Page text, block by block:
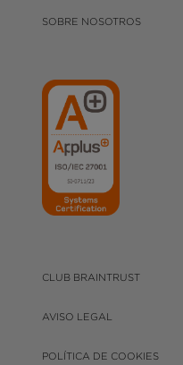
SOBRE NOSOTROS
CLUB BRAINTRUST
AVISO LEGAL
POLÍTICA DE COOKIES